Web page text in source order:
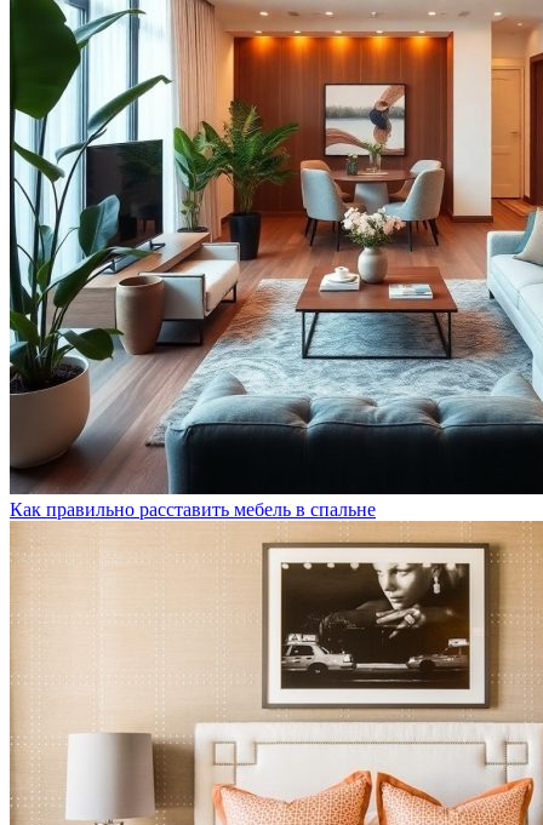
Как правильно расставить мебель в спальне